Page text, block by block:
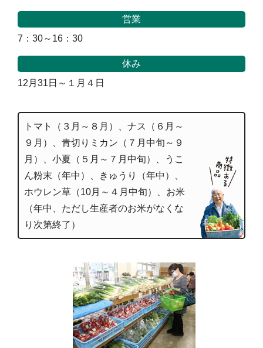
営業
7：30～16：30
休み
12月31日～１月４日
トマト（３月～８月）、ナス（６月～
９月）、青切りミカン（７月中旬～９
月）、小夏（５月～７月中旬）、うこ
ん粉末（年中）、きゅうり（年中）、
ホウレン草（10月～４月中旬）、お米
（年中、ただし生産者のお米がなくな
り次第終了）